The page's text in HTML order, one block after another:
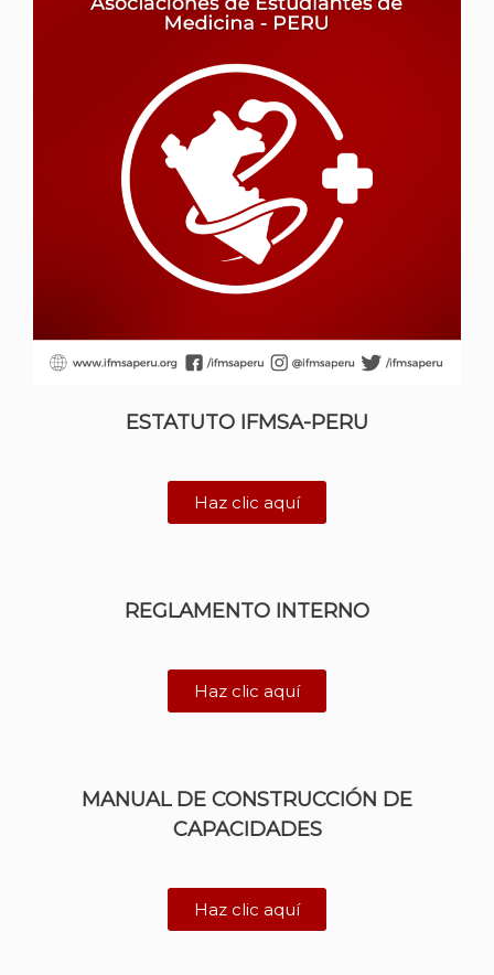
ESTATUTO IFMSA-PERU
Haz clic aquí
REGLAMENTO INTERNO
Haz clic aquí
MANUAL DE CONSTRUCCIÓN DE
CAPACIDADES
Haz clic aquí